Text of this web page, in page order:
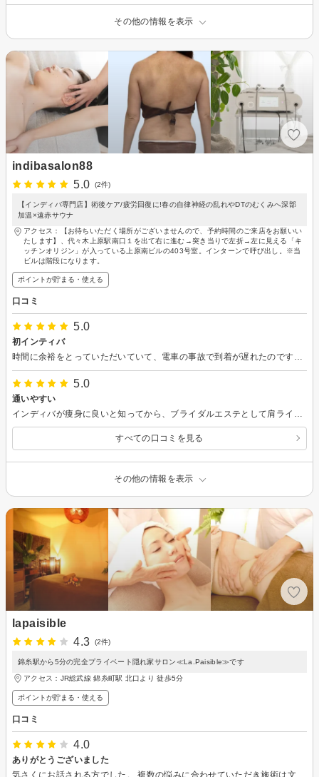
その他の情報を表示
indibasalon88
5.0
(2件)
【インディバ専門店】術後ケア/疲労回復に!春の自律神経の乱れやDTのむくみへ深部
加温×遠赤サウナ
アクセス：【お待ちいただく場所がございませんので、予約時間のご来店をお願いい
たします】、代々木上原駅南口１を出て右に進む→突き当りで左折→左に見える「キ
ッチンオリジン」が入っている上原南ビルの403号室。インターンで呼び出し。※当
ビルは階段になります。
ポイントが貯まる・使える
口コミ
5.0
初インティバ
5.0
通いやすい
すべての口コミを見る
その他の情報を表示
lapaisible
4.3
(2件)
錦糸駅から5分の完全プライベート隠れ家サロン≪La.Paisible≫です
アクセス：JR総武線 錦糸町駅 北口より 徒歩5分
ポイントが貯まる・使える
口コミ
4.0
ありがとうございました